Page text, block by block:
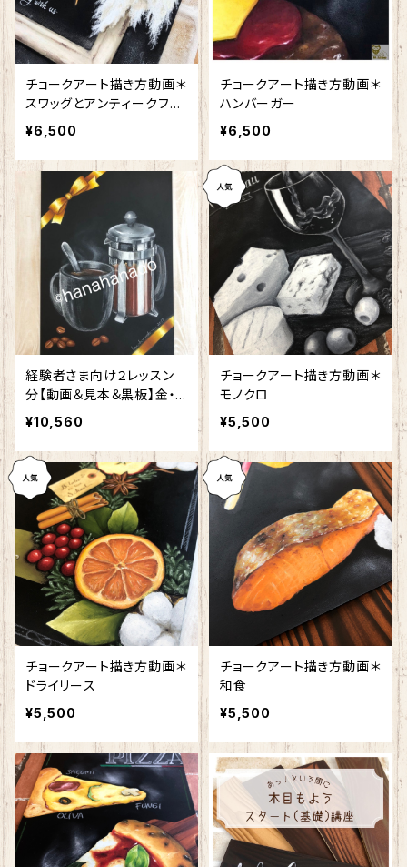
チョークアート描き方動画＊
スワッグとアンティークフレ
ーム
¥6,500
チョークアート描き方動画＊
ハンバーガー
¥6,500
経験者さま向け２レッスン
分【動画＆見本＆黒板】金・
銀・黒の描き分け動画
¥10,560
チョークアート描き方動画＊
モノクロ
¥5,500
チョークアート描き方動画＊
ドライリース
¥5,500
チョークアート描き方動画＊
和食
¥5,500